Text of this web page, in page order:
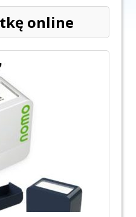
online